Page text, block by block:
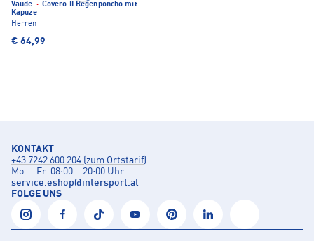
Vaude · Covero II Regenponcho mit
Kapuze
Herren
€ 64,99
KONTAKT
+43 7242 600 204 (zum Ortstarif)
Mo. – Fr. 08:00 – 20:00 Uhr
service.eshop@intersport.at
FOLGE UNS